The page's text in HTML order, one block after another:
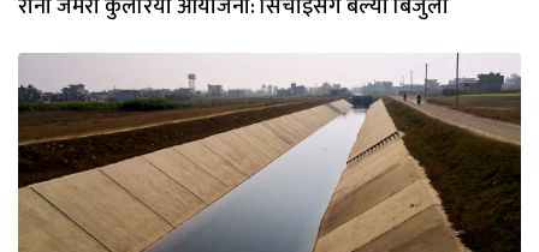
रानी जमरा कुलरिया आयोजना: सिँचाइसँगै बल्यो बिजुली